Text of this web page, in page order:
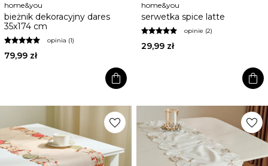
home&you
bieżnik dekoracyjny dares
35x174 cm
opinia (1)
79,99 zł
shopping_bag
home&you
serwetka spice latte
opinie (2)
29,99 zł
shopping_bag
favorite favorite